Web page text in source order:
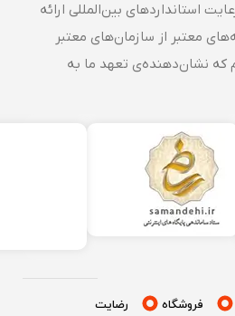
بین‌المللی ارائه
معتبر از سازمان‌های معتبر
نشان‌دهنده‌ی تعهد ما به
فروشگاه
رضایت